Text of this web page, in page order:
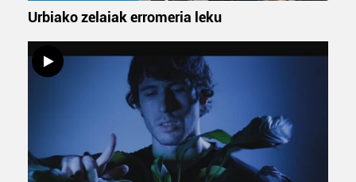
Urbiako zelaiak erromeria leku